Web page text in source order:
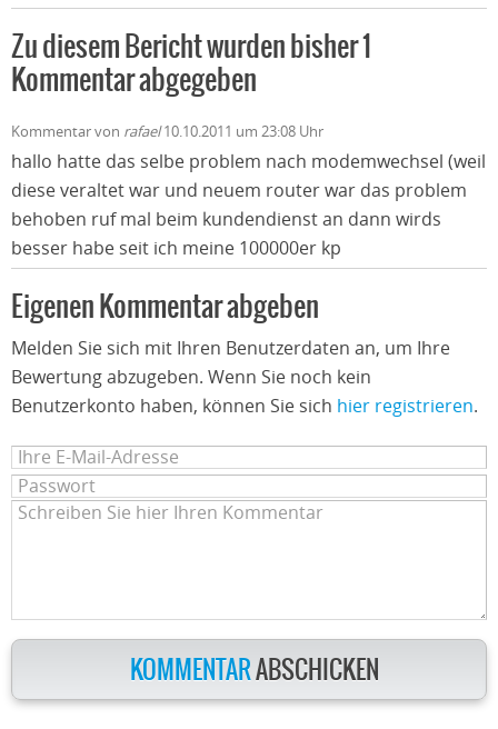
Zu diesem Bericht wurden bisher 1
Kommentar abgegeben
Kommentar von rafael10.10.2011 um 23:08 Uhr
hallo hatte das selbe problem nach modemwechsel (weil
diese veraltet war und neuem router war das problem
behoben ruf mal beim kundendienst an dann wirds
besser habe seit ich meine 100000er kp
Eigenen Kommentar abgeben
Melden Sie sich mit Ihren Benutzerdaten an, um Ihre
Bewertung abzugeben. Wenn Sie noch kein
Benutzerkonto haben, können Sie sich hier registrieren.
KOMMENTARABSCHICKEN